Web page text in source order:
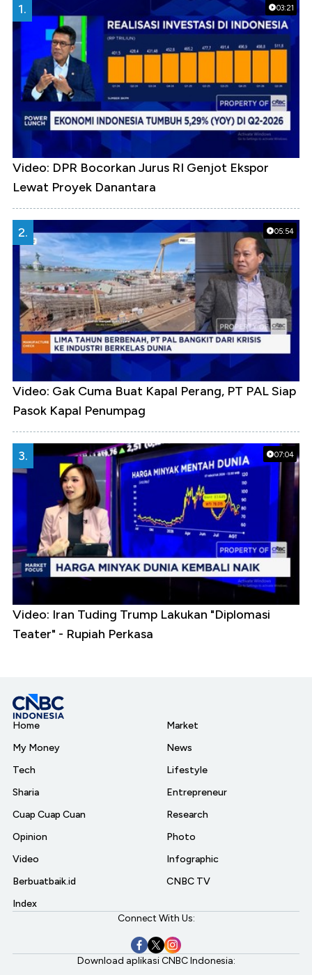
03:21
1.
Video: DPR Bocorkan Jurus RI Genjot Ekspor
Lewat Proyek Danantara
05:54
2.
Video: Gak Cuma Buat Kapal Perang, PT PAL Siap
Pasok Kapal Penumpag
07:04
3.
Video: Iran Tuding Trump Lakukan "Diplomasi
Teater" - Rupiah Perkasa
Home
My Money
Tech
Sharia
Cuap Cuap Cuan
Opinion
Video
Berbuatbaik.id
Index
Market
News
Lifestyle
Entrepreneur
Research
Photo
Infographic
CNBC TV
Connect With Us:
Download aplikasi CNBC Indonesia: